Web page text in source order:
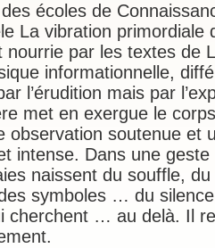
écoles de
La vibration primordiale
nourrie par les textes de
informationnelle,
l’érudition mais par
met en exergue le
observation soutenue et
intense. Dans une
naissent du souffle,
symboles … du
cherchent … au delà. Il